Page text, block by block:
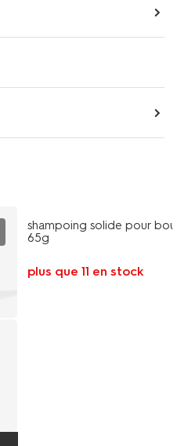
shampoing solide pour
65g
plus que 11 en stock